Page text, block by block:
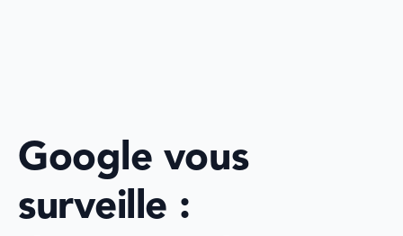
Google vous
surveille :